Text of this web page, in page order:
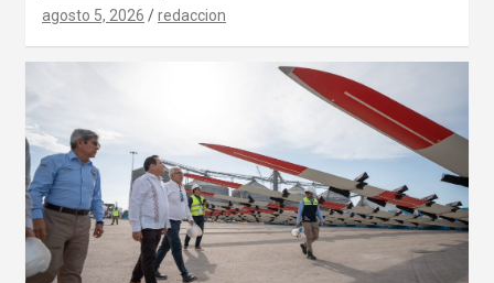
agosto 5, 2026 redaccion